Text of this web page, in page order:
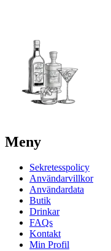
Meny
Sekretesspolicy
Användarvillkor
Användardata
Butik
Drinkar
FAQs
Kontakt
Min Profil